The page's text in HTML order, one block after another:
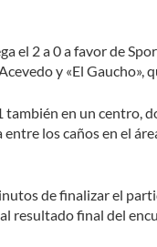
el 2 a 0 a favor de
y «El Gaucho»,
también en un centro,
los caños en el
de finalizar el
resultado final del